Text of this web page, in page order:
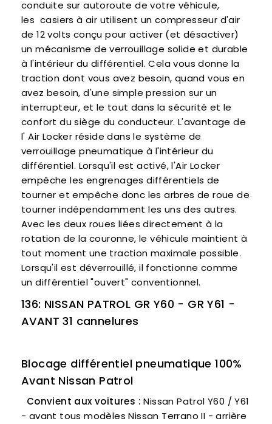
conduite sur autoroute de votre véhicule,
les casiers à air utilisent un compresseur d'air
de 12 volts conçu pour activer (et désactiver)
un mécanisme de verrouillage solide et durable
à l'intérieur du différentiel. Cela vous donne la
traction dont vous avez besoin, quand vous en
avez besoin, d'une simple pression sur un
interrupteur, et le tout dans la sécurité et le
confort du siège du conducteur. L'avantage de
l' Air Locker réside dans le système de
verrouillage pneumatique à l'intérieur du
différentiel. Lorsqu'il est activé, l'Air Locker
empêche les engrenages différentiels de
tourner et empêche donc les arbres de roue de
tourner indépendamment les uns des autres.
Avec les deux roues liées directement à la
rotation de la couronne, le véhicule maintient à
tout moment une traction maximale possible.
Lorsqu'il est déverrouillé, il fonctionne comme
un différentiel "ouvert" conventionnel.
136: NISSAN PATROL GR Y60 - GR Y61 -
AVANT 31 cannelures
Blocage différentiel pneumatique 100%
Avant Nissan Patrol
Convient aux voitures : Nissan Patrol Y60 / Y61
- avant tous modèles Nissan Terrano II - arrière